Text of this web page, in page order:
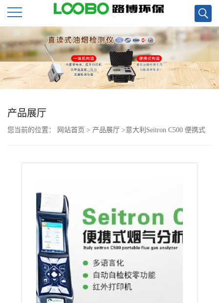
公
司
首
页
公
产品展厅
您当前的位置： 网站首页 > 产品展厅 >意大利Seitron C500 便携式